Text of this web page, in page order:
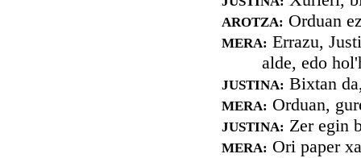
AROTZA: Orduan
MERA: Errazu,
alde, edo
JUSTINA: Bixtan
MERA: Orduan,
JUSTINA: Zer egin
MERA: Ori paper